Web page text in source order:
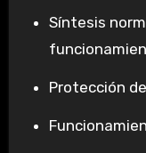
Síntesis
Protección